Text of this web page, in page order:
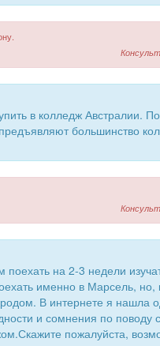
в колледж Австралии.
большинство
поехать на 2-3 недели
именно в Марсель,
В интернете я нашла
и сомнения по поводу
пожалуйста,